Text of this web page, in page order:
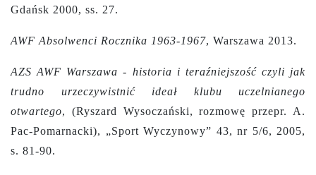
Gdańsk 2000, ss. 27.
AWF Absolwenci Rocznika 1963-1967, Warszawa 2013.
AZS AWF Warszawa - historia i teraźniejszość czyli jak
trudno urzeczywistnić ideał klubu uczelnianego
otwartego, (Ryszard Wysoczański, rozmowę przepr. A.
Pac-Pomarnacki), „Sport Wyczynowy” 43, nr 5/6, 2005,
s. 81-90.